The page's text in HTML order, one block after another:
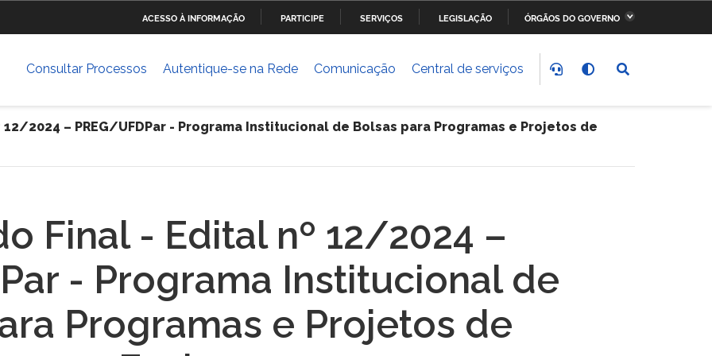
PARA
ACESSO À INFORMAÇÃO PARTICIPE SERVIÇOS LEGISLAÇÃO
ÓRGÃOS DO GOVERNO
Ministério da Saúde
Ministério das Cidades
Ministério da Transparência
e Controladoria-Geral da
Humanos
Presidência da República
Banco Central do Brasil
Consultar Processos Autentique-se na Rede Comunicação Central de serviços
2024 – PREG/UFDPar - Programa Institucional de Bolsas para Programas e Projetos de
Final - Edital nº 12/2024 –
- Programa Institucional de
Programas e Projetos de